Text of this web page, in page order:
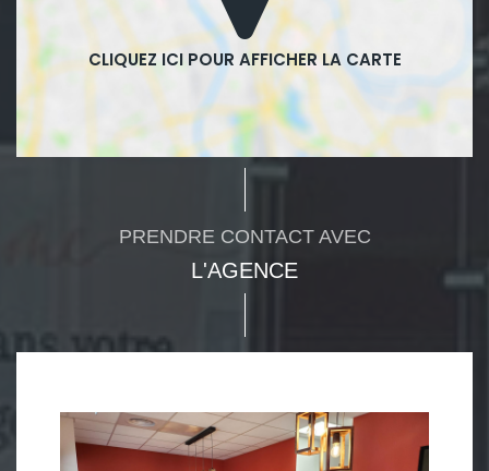
PRENDRE CONTACT AVEC
L'AGENCE